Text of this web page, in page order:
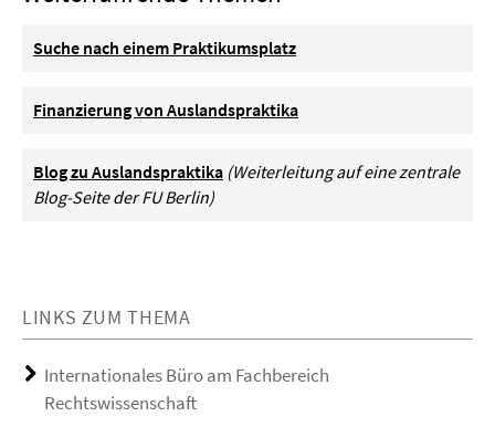
Suche nach einem Praktikumsplatz
Finanzierung von Auslandspraktika
Blog zu Auslandspraktika (Weiterleitung auf eine zentrale
Blog-Seite der FU Berlin)
LINKS ZUM THEMA
Internationales Büro am Fachbereich
Rechtswissenschaft